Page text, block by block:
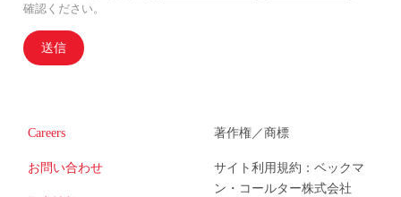
確認ください。
送信
Careers
お問い合わせ
著作権／商標
サイト利用規約：ベックマ
ン・コールター株式会社